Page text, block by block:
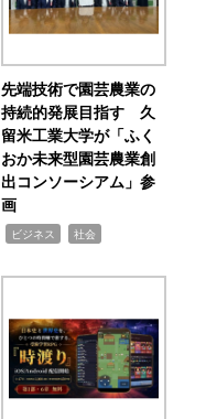
先端技術で園芸農業の
持続的発展目指す 久
留米工業大学が「ふく
おか未来型園芸農業創
出コンソーシアム」参
画
ビジネス 社会